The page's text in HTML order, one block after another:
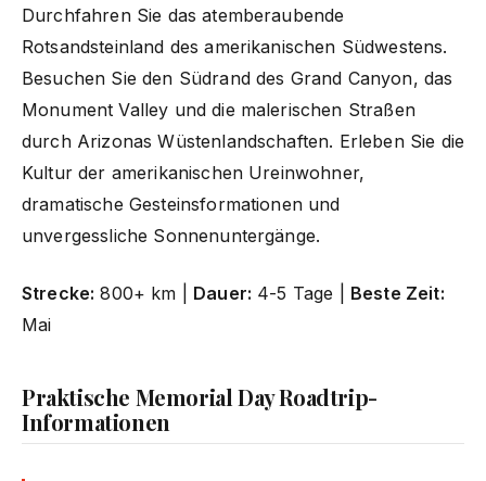
Durchfahren Sie das atemberaubende
Rotsandsteinland des amerikanischen Südwestens.
Besuchen Sie den Südrand des Grand Canyon, das
Monument Valley und die malerischen Straßen
durch Arizonas Wüstenlandschaften. Erleben Sie die
Kultur der amerikanischen Ureinwohner,
dramatische Gesteinsformationen und
unvergessliche Sonnenuntergänge.
Strecke: 800+ km | Dauer: 4-5 Tage | Beste Zeit:
Mai
Praktische Memorial Day Roadtrip-
Informationen